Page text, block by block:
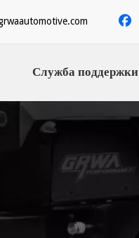
Служба поддержки